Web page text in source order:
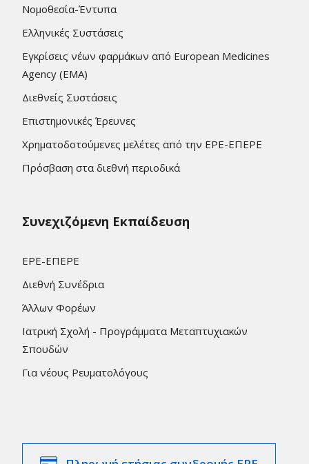
Νομοθεσία-Έντυπα
Ελληνικές Συστάσεις
Εγκρίσεις νέων φαρμάκων από European Medicines
Agency (EMA)
Διεθνείς Συστάσεις
Επιστημονικές Έρευνες
Χρηματοδοτούμενες μελέτες από την ΕΡΕ-ΕΠΕΡΕ
Πρόσβαση στα διεθνή περιοδικά
Συνεχιζόμενη Εκπαίδευση
ΕΡΕ-ΕΠΕΡΕ
Διεθνή Συνέδρια
Άλλων Φορέων
Ιατρική Σχολή - Προγράμματα Μεταπτυχιακών
Σπουδών
Για νέους Ρευματολόγους